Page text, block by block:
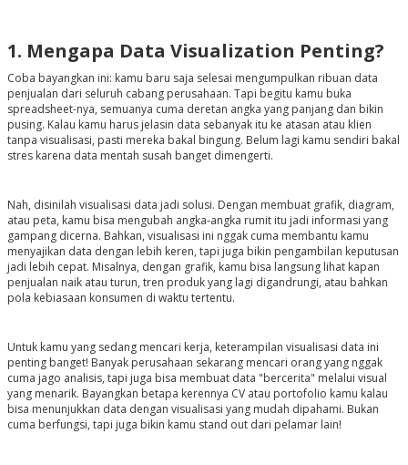
1. Mengapa Data Visualization Penting?
Coba bayangkan ini: kamu baru saja selesai mengumpulkan ribuan data
penjualan dari seluruh cabang perusahaan. Tapi begitu kamu buka
spreadsheet-nya, semuanya cuma deretan angka yang panjang dan bikin
pusing. Kalau kamu harus jelasin data sebanyak itu ke atasan atau klien
tanpa visualisasi, pasti mereka bakal bingung. Belum lagi kamu sendiri bakal
stres karena data mentah susah banget dimengerti.
Nah, disinilah visualisasi data jadi solusi. Dengan membuat grafik, diagram,
atau peta, kamu bisa mengubah angka-angka rumit itu jadi informasi yang
gampang dicerna. Bahkan, visualisasi ini nggak cuma membantu kamu
menyajikan data dengan lebih keren, tapi juga bikin pengambilan keputusan
jadi lebih cepat. Misalnya, dengan grafik, kamu bisa langsung lihat kapan
penjualan naik atau turun, tren produk yang lagi digandrungi, atau bahkan
pola kebiasaan konsumen di waktu tertentu.
Untuk kamu yang sedang mencari kerja, keterampilan visualisasi data ini
penting banget! Banyak perusahaan sekarang mencari orang yang nggak
cuma jago analisis, tapi juga bisa membuat data "bercerita" melalui visual
yang menarik. Bayangkan betapa kerennya CV atau portofolio kamu kalau
bisa menunjukkan data dengan visualisasi yang mudah dipahami. Bukan
cuma berfungsi, tapi juga bikin kamu stand out dari pelamar lain!